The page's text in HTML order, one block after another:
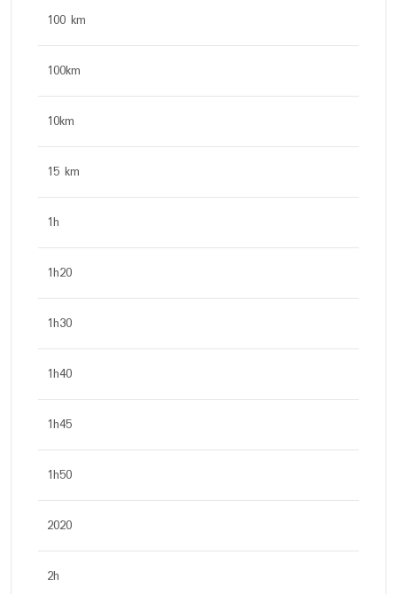
100 km
100km
10km
15 km
1h
1h20
1h30
1h40
1h45
1h50
2020
2h